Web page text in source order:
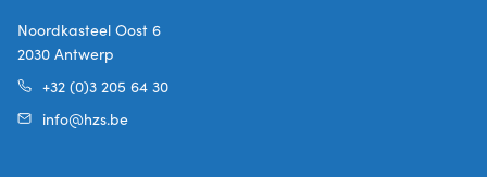
Noordkasteel Oost 6
2030 Antwerp
+32 (0)3 205 64 30
info@hzs.be